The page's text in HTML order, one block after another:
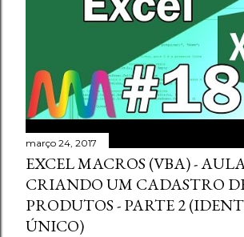
março 24, 2017
EXCEL MACROS (VBA) -
CRIANDO UM CADASTRO
PRODUTOS - PARTE 2
ÚNICO)